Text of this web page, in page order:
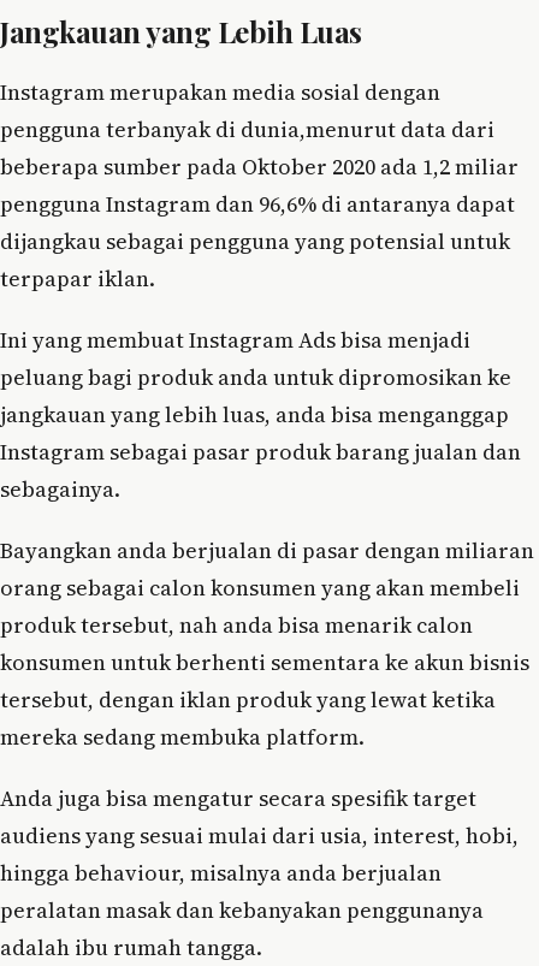
Jangkauan yang Lebih Luas
Instagram merupakan media sosial dengan
pengguna terbanyak di dunia,menurut data dari
beberapa sumber pada Oktober 2020 ada 1,2 miliar
pengguna Instagram dan 96,6% di antaranya dapat
dijangkau sebagai pengguna yang potensial untuk
terpapar iklan.
Ini yang membuat Instagram Ads bisa menjadi
peluang bagi produk anda untuk dipromosikan ke
jangkauan yang lebih luas, anda bisa menganggap
Instagram sebagai pasar produk barang jualan dan
sebagainya.
Bayangkan anda berjualan di pasar dengan miliaran
orang sebagai calon konsumen yang akan membeli
produk tersebut, nah anda bisa menarik calon
konsumen untuk berhenti sementara ke akun bisnis
tersebut, dengan iklan produk yang lewat ketika
mereka sedang membuka platform.
Anda juga bisa mengatur secara spesifik target
audiens yang sesuai mulai dari usia, interest, hobi,
hingga behaviour, misalnya anda berjualan
peralatan masak dan kebanyakan penggunanya
adalah ibu rumah tangga.